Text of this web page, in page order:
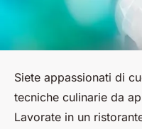
Siete appassionati di
tecniche culinarie da
Lavorate in un